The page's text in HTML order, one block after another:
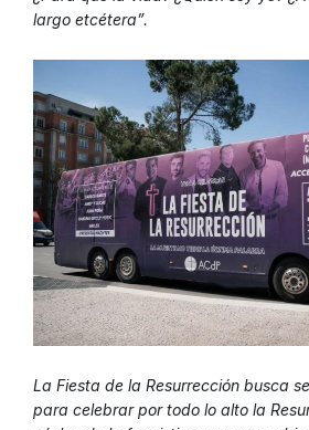
largo etcétera”.
La Fiesta de la Resurrección busca
para celebrar por todo lo alto la